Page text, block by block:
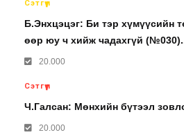
Сэтгүүл
Б.Энхцэцэг: Би тэр хүмүүсийн
өөр юу ч хийж чадахгүй
20.000
Сэтгүүл
Ч.Галсан: Мөнхийн бүтээл
20.000